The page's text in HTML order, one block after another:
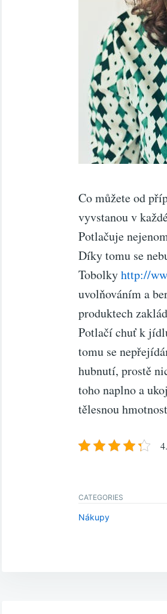
Co můžete od
vyvstanou v
Potlačuje
Díky tomu se
Tobolkyhttp://
uvolňováním a
produktech
Potlačí chuť k
tomu se
hubnutí, prostě
toho naplno a
tělesnou
CATEGORIES
Nákupy